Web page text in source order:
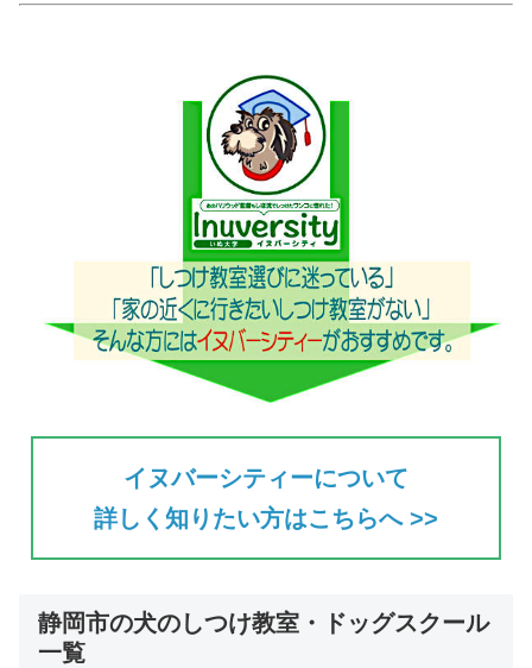
イヌバーシティーについて
詳しく知りたい方はこちらへ >>
静岡市の犬のしつけ教室・ドッグスクール
一覧